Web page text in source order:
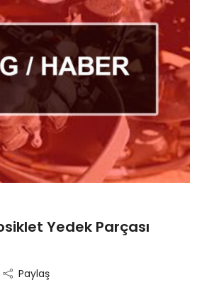
Yedek Parçası
Paylaş